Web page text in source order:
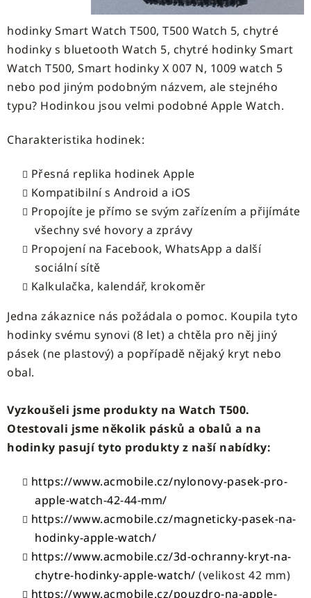
hodinky Smart Watch T500, T500 Watch 5, chytré
hodinky s bluetooth Watch 5, chytré hodinky Smart
Watch T500, Smart hodinky X 007 N, 1009 watch 5
nebo pod jiným podobným názvem, ale stejného
typu? Hodinkou jsou velmi podobné Apple Watch.
Charakteristika hodinek:
Přesná replika hodinek Apple
Kompatibilní s Android a iOS
Propojíte je přímo se svým zařízením a přijímáte
všechny své hovory a zprávy
Propojení na Facebook, WhatsApp a další
sociální sítě
Kalkulačka, kalendář, krokoměr
Jedna zákaznice nás požádala o pomoc. Koupila tyto
hodinky svému synovi (8 let) a chtěla pro něj jiný
pásek (ne plastový) a popřípadě nějaký kryt nebo
obal.
Vyzkoušeli jsme produkty na Watch T500.
Otestovali jsme několik pásků a obalů a na
hodinky pasují tyto produkty z naší nabídky:
https://www.acmobile.cz/nylonovy-pasek-pro-
apple-watch-42-44-mm/
https://www.acmobile.cz/magneticky-pasek-na-
hodinky-apple-watch/
https://www.acmobile.cz/3d-ochranny-kryt-na-
chytre-hodinky-apple-watch/ (velikost 42 mm)
https://www.acmobile.cz/pouzdro-na-apple-